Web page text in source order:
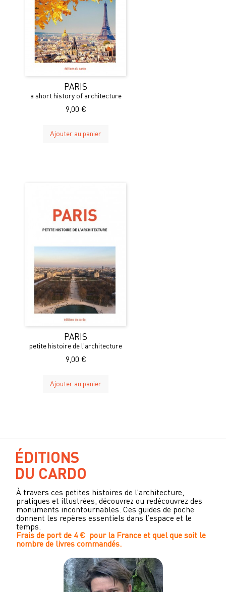
PARIS
a short history of architecture
9,00 €
Ajouter au panier
PARIS
petite histoire de l'architecture
9,00 €
Ajouter au panier
ÉDITIONS
DU CARDO
À travers ces petites histoires de l’architecture,
pratiques et illustrées, découvrez ou redécouvrez des
monuments incontournables. Ces guides de poche
donnent les repères essentiels dans l’espace et le
temps.
Frais de port de 4 € pour la France et quel que soit le
nombre de livres commandés.